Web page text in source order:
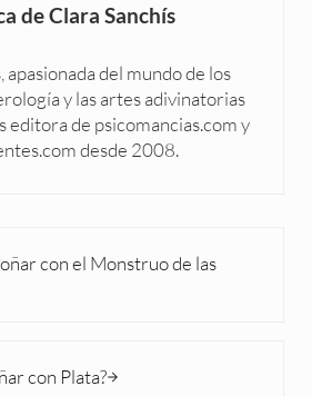
deClara Sanchís
apasionada del mundo de los
y las artes adivinatorias
editora de psicomancias.com y
desde 2008.
con el Monstruo de las
con Plata?